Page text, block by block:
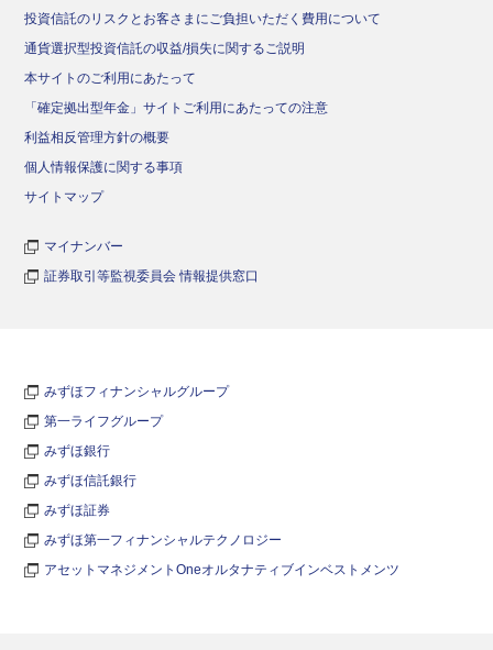
投資信託のリスクとお客さまにご負担いただく費用について
通貨選択型投資信託の収益/損失に関するご説明
本サイトのご利用にあたって
「確定拠出型年金」サイトご利用にあたっての注意
利益相反管理方針の概要
個人情報保護に関する事項
サイトマップ
マイナンバー
証券取引等監視委員会 情報提供窓口
みずほフィナンシャルグループ
第一ライフグループ
みずほ銀行
みずほ信託銀行
みずほ証券
みずほ第一フィナンシャルテクノロジー
アセットマネジメントOneオルタナティブインベストメンツ